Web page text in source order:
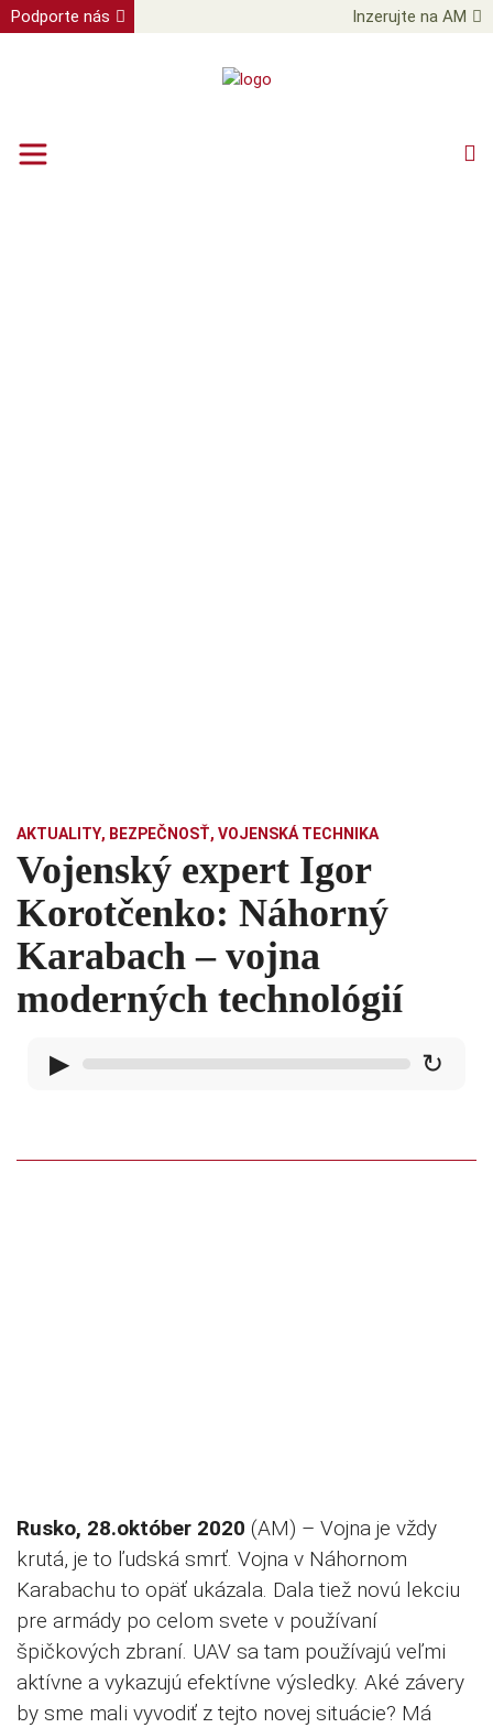
Podporte nás Inzerujte na AM
AKTUALITY, BEZPEČNOSŤ, VOJENSKÁ TECHNIKA
Vojenský expert Igor
Korotčenko: Náhorný
Karabach – vojna
moderných technológií
▶ ↻
Rusko, 28.október 2020 (AM) – Vojna je vždy
krutá, je to ľudská smrť. Vojna v Náhornom
Karabachu to opäť ukázala. Dala tiež novú lekciu
pre armády po celom svete v používaní
špičkových zbraní. UAV sa tam používajú veľmi
aktívne a vykazujú efektívne výsledky. Aké závery
by sme mali vyvodiť z tejto novej situácie? Má